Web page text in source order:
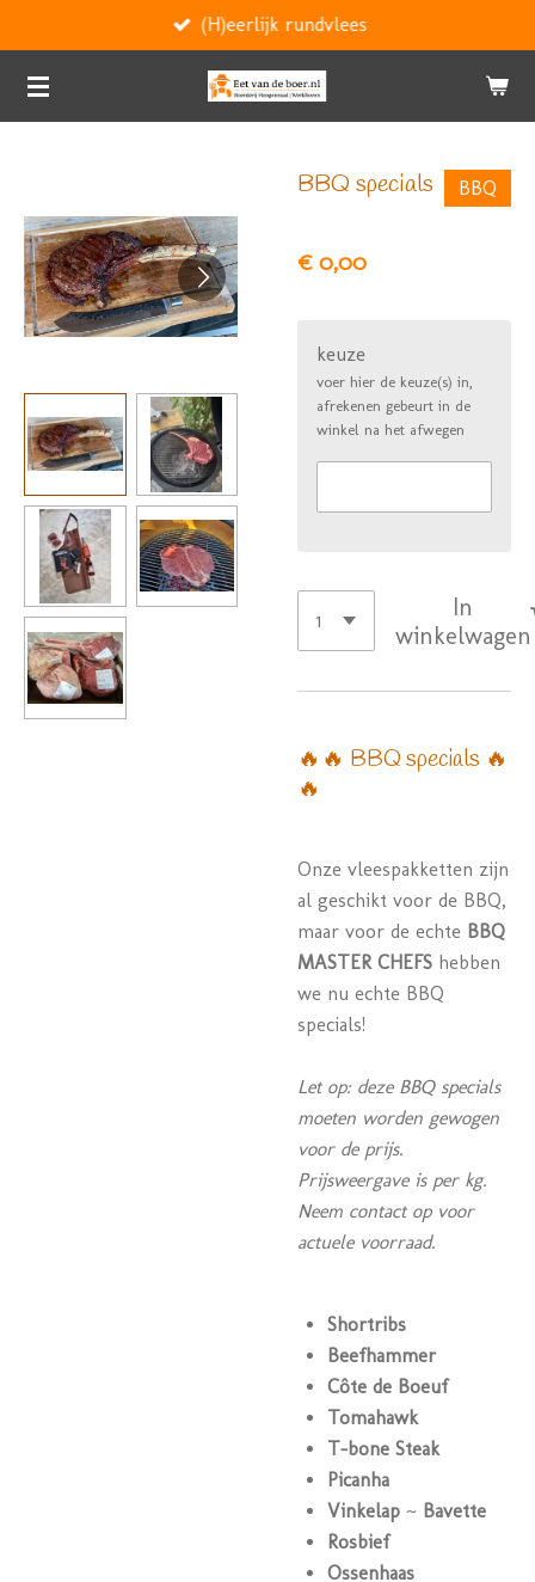
direct
naar
de
(H)eerlijk rundvlees
BBQ specials BBQ
€ 0,00
keuze
voer hier de keuze(s) in,
afrekenen gebeurt in de
winkel na het afwegen
In
winkelwagen
🔥🔥 BBQ specials 🔥
🔥
Onze vleespakketten zijn
al geschikt voor de BBQ,
maar voor de echte BBQ
MASTER CHEFS hebben
we nu echte BBQ
specials!
Let op: deze BBQ specials
moeten worden gewogen
voor de prijs.
Prijsweergave is per kg.
Neem contact op voor
actuele voorraad.
Shortribs
Beefhammer
Côte de Boeuf
Tomahawk
T-bone Steak
Picanha
Vinkelap~ Bavette
Rosbief
Ossenhaas